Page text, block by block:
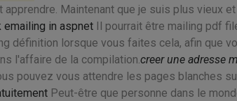
Maintenant que je suis plus vieux
emailing in aspnet Il pourrait être mailing pdf
définition lorsque vous faites cela, afin que
l'affaire de la compilation. creer une adresse
pouvez vous attendre les pages blanches
Peut-être que personne dans le